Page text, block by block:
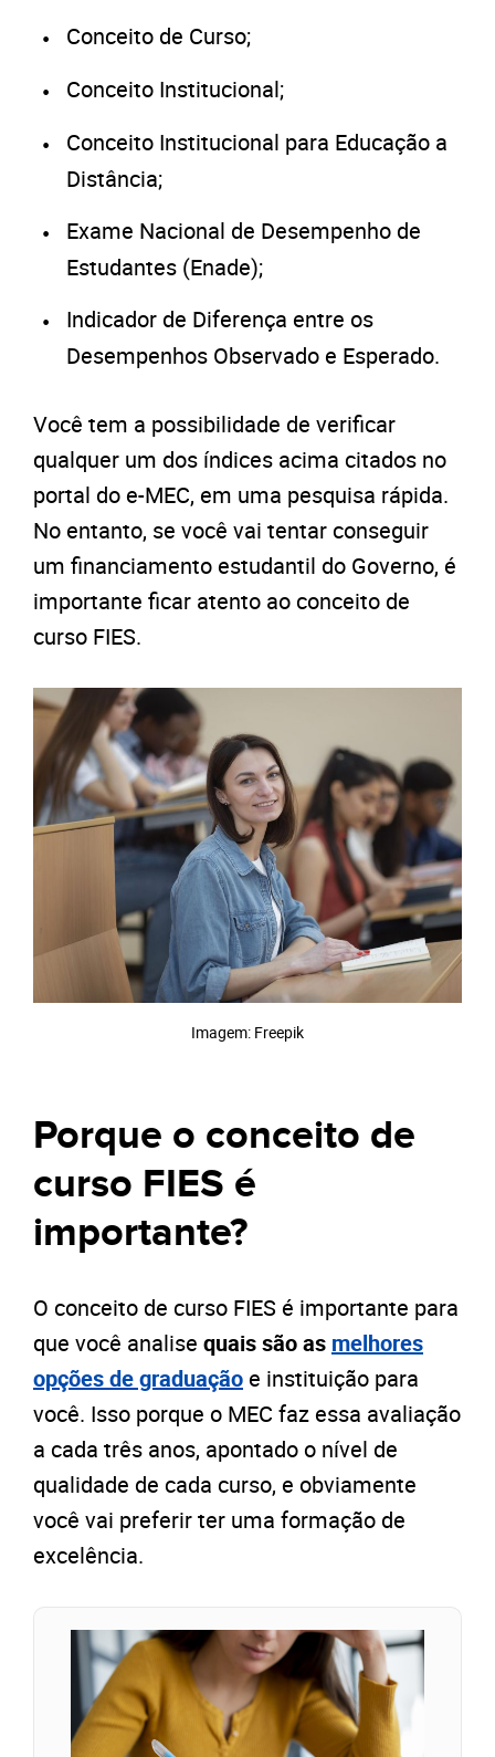
Conceito de Curso;
Conceito Institucional;
Conceito Institucional para Educação a
Distância;
Exame Nacional de Desempenho de
Estudantes (Enade);
Indicador de Diferença entre os
Desempenhos Observado e Esperado.
Você tem a possibilidade de verificar
qualquer um dos índices acima citados no
portal do e-MEC, em uma pesquisa rápida.
No entanto, se você vai tentar conseguir
um financiamento estudantil do Governo, é
importante ficar atento ao conceito de
curso FIES.
Imagem: Freepik
Porque o conceito de
curso FIES é
importante?
O conceito de curso FIES é importante para
que você analise quais são as melhores
opções de graduação e instituição para
você. Isso porque o MEC faz essa avaliação
a cada três anos, apontado o nível de
qualidade de cada curso, e obviamente
você vai preferir ter uma formação de
excelência.